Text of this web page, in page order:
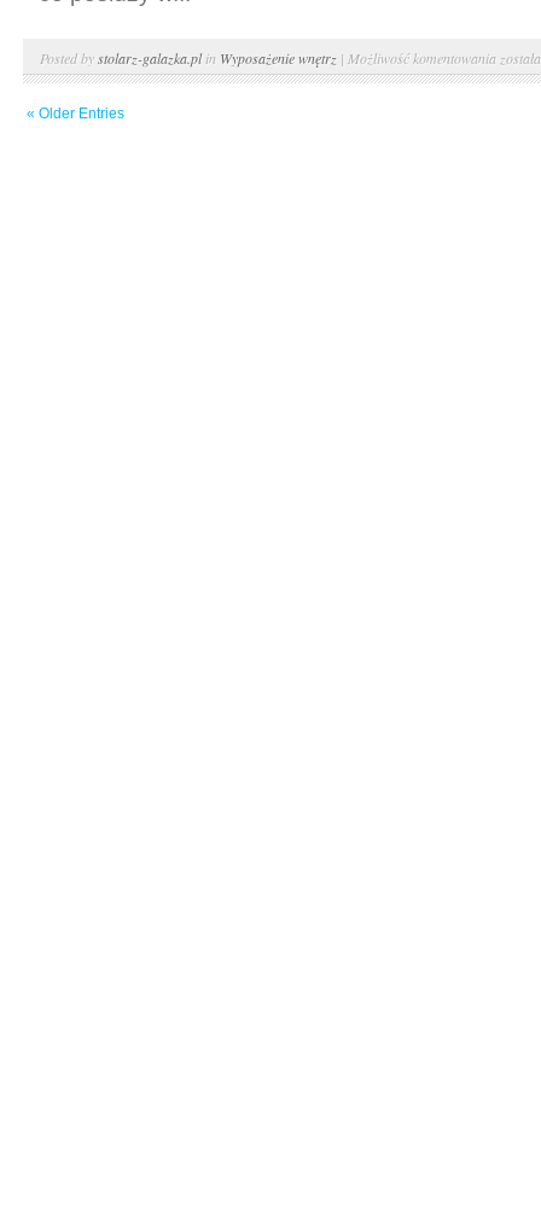
Posted bystolarz-galazka.plin Wyposażenie wnętrz | Możliwość komentowania Jak
« Older Entries